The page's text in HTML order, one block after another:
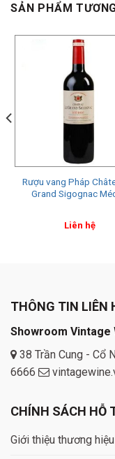
SẢN PHẨM
Rượu vang Pháp
Grand Sigognac
Liên hệ
THÔNG TIN LIÊN
Showroom Vintage
38 Trần Cung - Cổ
6666
CHÍNH SÁCH HỖ
Giới thiệu thương hiệu